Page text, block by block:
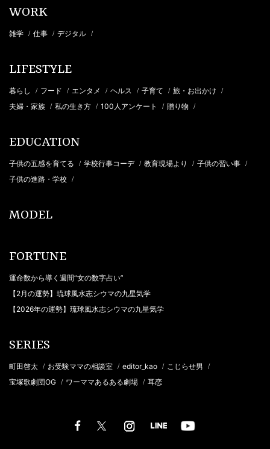
WORK
雑学 / 仕事 / デジタル /
LIFESTYLE
暮らし / フード / エンタメ / ヘルス / 子育て / 旅・お出かけ /
夫婦・家族 / 私の生き方 / 100人アンケート / 贈り物 /
EDUCATION
子供の五感を育てる / 学校行事コーデ / 教育現場より / 子供の習い事 /
子供の進路・学校 /
MODEL
FORTUNE
運命数から導く週間“女の数字占い”
【2月の運勢】琉球風水志シウマの九星気学
【2026年の運勢】琉球風水志シウマの九星気学
SERIES
町田啓太 / お受験ママの相談室 / editor_kao / こじらせ男 /
宝塚歌劇団OG / ワーママあるある劇場 / 耳恋